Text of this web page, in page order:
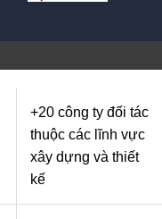
+20 công ty đối tác
thuộc các lĩnh vực
xây dựng và thiết
kế